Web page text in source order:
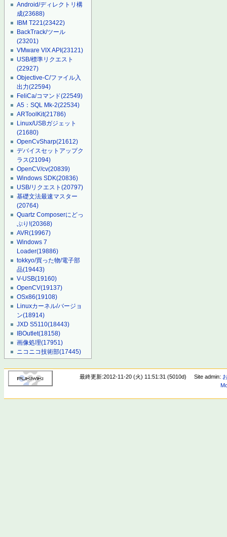
Android/ディレクトリ構
成(23688)
IBM T221(23422)
BackTrack/ツール
(23201)
VMware VIX API(23121)
USB/標準リクエスト
(22927)
Objective-C/ファイル入
出力(22594)
FeliCa/コマンド(22549)
A5：SQL Mk-2(22534)
ARToolKit(21786)
Linux/USBガジェット
(21680)
OpenCvSharp(21612)
デバイスセットアップク
ラス(21094)
OpenCV/cv(20839)
Windows SDK(20836)
USB/リクエスト(20797)
基礎文法最速マスター
(20764)
Quartz Composerにどっ
ぷり!(20368)
AVR(19967)
Windows 7
Loader(19886)
tokkyo/買った物/電子部
品(19443)
V-USB(19160)
OpenCV(19137)
OSx86(19108)
Linuxカーネル/バージョ
ン(18914)
JXD S5110(18443)
IBOutlet(18158)
画像処理(17951)
ニコニコ技術部(17445)
最終更新:2012-11-20 (火) 11:51:31 (5010d) Site admin: